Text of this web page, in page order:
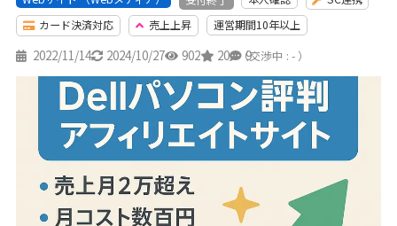
カード決済対応
売上上昇 運営期間10年以上
2022/11/14 2024/10/27 902 20 9
（交渉中 : - ）